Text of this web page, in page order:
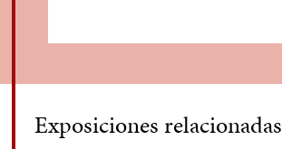
Exposiciones relacionadas